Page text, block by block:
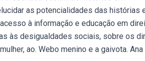
as potencialidades das histórias
à informação e educação em
às desigualdades sociais, sobre os
ao. Webo menino e a gaivota. Ana